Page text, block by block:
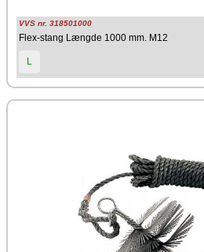
VVS nr. 318501000
Flex-stang Længde 1000 mm. M12
L